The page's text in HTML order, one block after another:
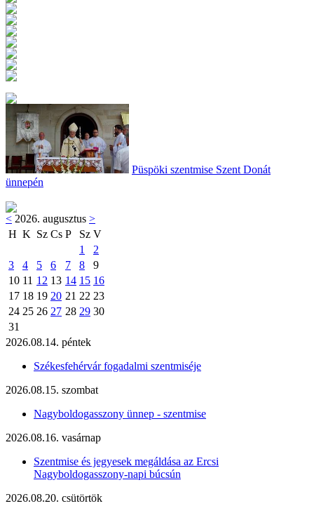
Püspöki szentmise Szent Donát
ünnepén
< 2026. augusztus >
H K Sz Cs P Sz V
1
2
3
4 5 6 7 8
9
10 11 12 13 14 15 16
17 18 19 20 21 22 23
24 25 26 27 28 29 30
31
2026.08.14. péntek
Székesfehérvár fogadalmi szentmiséje
2026.08.15. szombat
Nagyboldogasszony ünnep - szentmise
2026.08.16. vasárnap
Szentmise és jegyesek megáldása az Ercsi
Nagyboldogasszony-napi búcsún
2026.08.20. csütörtök